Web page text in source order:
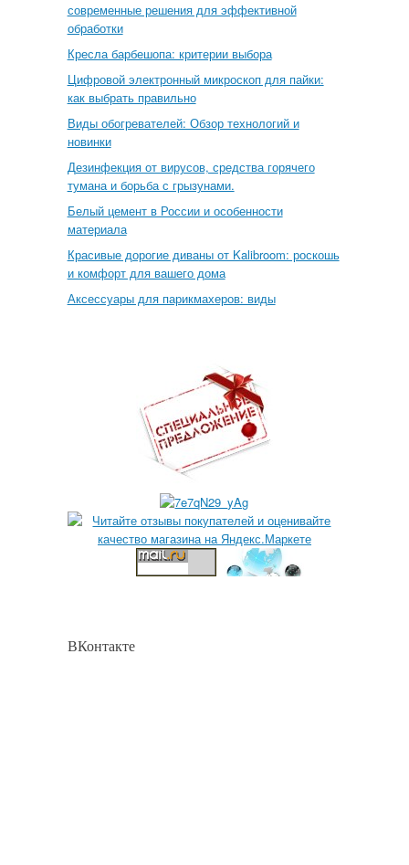
современные решения для эффективной
обработки
Кресла барбешопа: критерии выбора
Цифровой электронный микроскоп для пайки:
как выбрать правильно
Виды обогревателей: Обзор технологий и
новинки
Дезинфекция от вирусов, средства горячего
тумана и борьба с грызунами.
Белый цемент в России и особенности
материала
Красивые дорогие диваны от Kalibroom: роскошь
и комфорт для вашего дома
Аксессуары для парикмахеров: виды
ВКонтакте